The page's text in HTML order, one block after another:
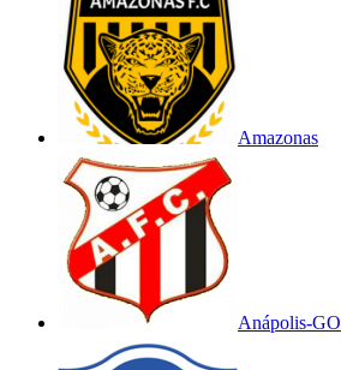
Amazonas
Anápolis-GO